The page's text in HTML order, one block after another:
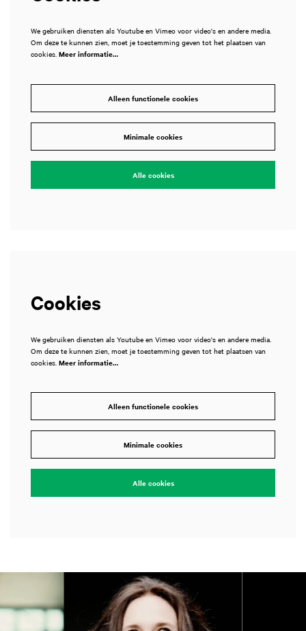
We gebruiken diensten als Youtube en Vimeo voor video's en andere media.
Om deze te kunnen zien, moet je toestemming geven tot het plaatsen van
cookies. Meer informatie…
Alleen functionele cookies
Minimale cookies
Alle cookies
Cookies
We gebruiken diensten als Youtube en Vimeo voor video's en andere media.
Om deze te kunnen zien, moet je toestemming geven tot het plaatsen van
cookies. Meer informatie…
Alleen functionele cookies
Minimale cookies
Alle cookies